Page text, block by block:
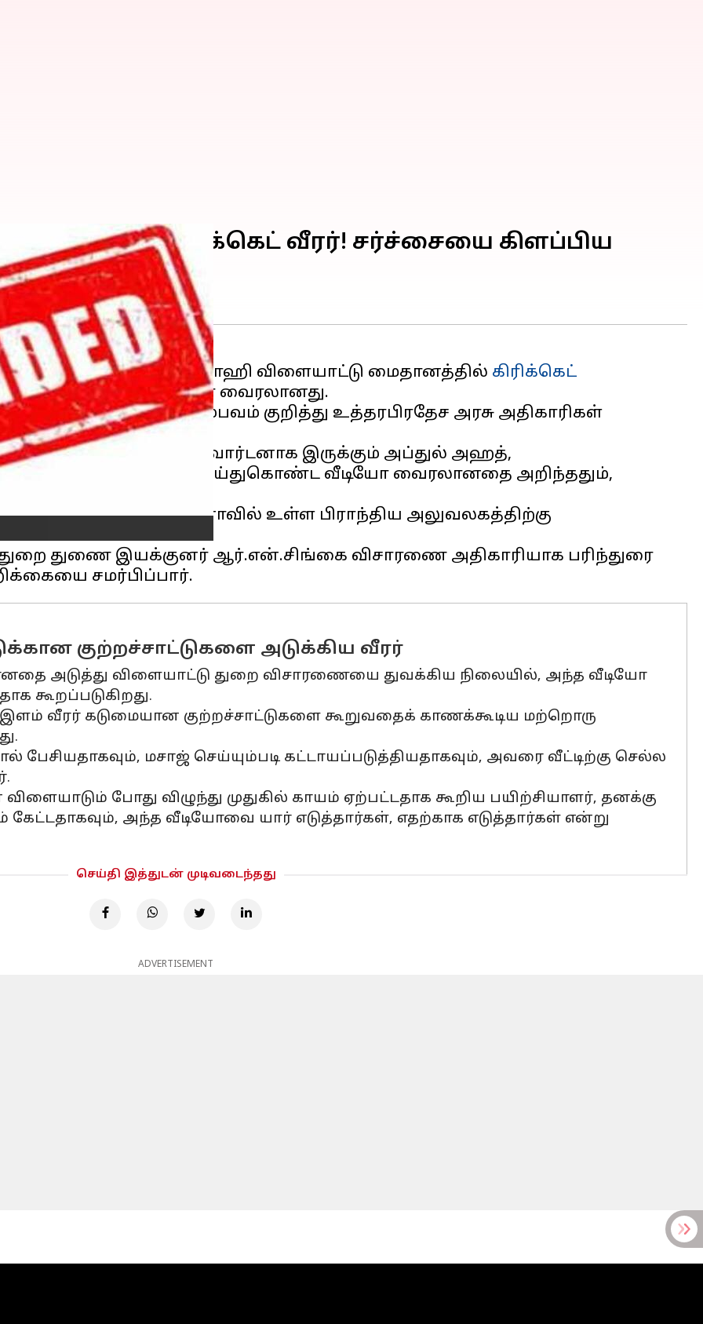
இளம் கிரிக்கெட் வீரர்! சர்ச்சையை கிளப்பிய
உள்ள ரவீந்திர கிஷோர் ஷாஹி விளையாட்டு மைதானத்தில் கிரிக்கெட்
மசாஜ் செய்யும் வீடியோ வைரலானது.
நிலையில், சம்பவம் குறித்து உத்தரபிரதேச அரசு அதிகாரிகள்
பயிற்சியாளர் மற்றும் வார்டனாக இருக்கும் அப்துல் அஹத்,
இருந்து மசாஜ் செய்துகொண்ட வீடியோ வைரலானதை அறிந்ததும்,
அஹத் லக்னோவில் உள்ள பிராந்திய அலுவலகத்திற்கு
துணை இயக்குனர் ஆர்.என்.சிங்கை விசாரணை அதிகாரியாக பரிந்துரை
குற்றச்சாட்டுகளை அடுக்கிய வீரர்
அடுத்து விளையாட்டு துறை விசாரணையை துவக்கிய நிலையில், அந்த வீடியோ
கூறப்படுகிறது.
இளம் வீரர் கடுமையான குற்றச்சாட்டுகளை கூறுவதைக் காணக்கூடிய மற்றொரு
மசாஜ் செய்யும்படி கட்டாயப்படுத்தியதாகவும், அவரை வீட்டிற்கு செல்ல
போது விழுந்து முதுகில் காயம் ஏற்பட்டதாக கூறிய பயிற்சியாளர், தனக்கு
கேட்டதாகவும், அந்த வீடியோவை யார் எடுத்தார்கள், எதற்காக எடுத்தார்கள் என்று
செய்தி இத்துடன் முடிவடைந்தது
ADVERTISEMENT